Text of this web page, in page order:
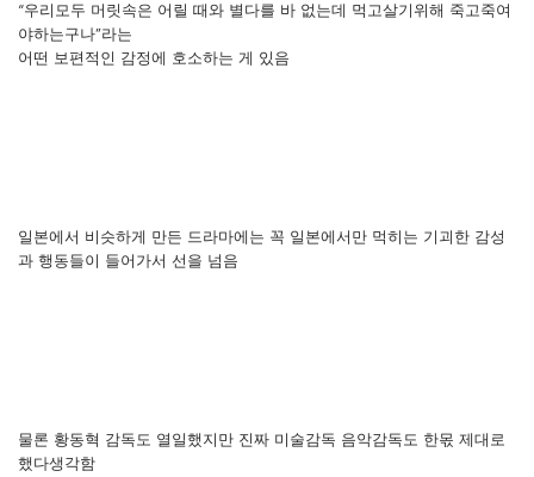
“우리모두 머릿속은 어릴 때와 별다를 바 없는데 먹고살기위해 죽고죽여
야하는구나”라는
어떤 보편적인 감정에 호소하는 게 있음
일본에서 비슷하게 만든 드라마에는 꼭 일본에서만 먹히는 기괴한 감성
과 행동들이 들어가서 선을 넘음
물론 황동혁 감독도 열일했지만 진짜 미술감독 음악감독도 한몫 제대로
했다생각함